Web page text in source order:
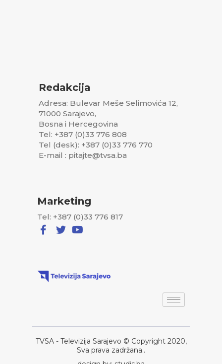
Redakcija
Adresa: Bulevar Meše Selimovića 12,
71000 Sarajevo,
Bosna i Hercegovina
Tel: +387 (0)33 776 808
Tel (desk): +387 (0)33 776 770
E-mail : pitajte@tvsa.ba
Marketing
Tel: +387 (0)33 776 817
TVSA - Televizija Sarajevo © Copyright 2020,
Sva prava zadržana..